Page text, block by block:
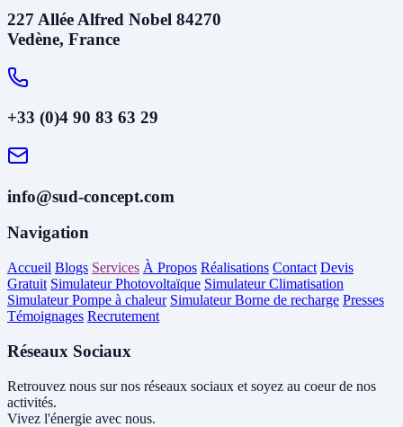
227 Allée Alfred Nobel 84270
Vedène, France
+33 (0)4 90 83 63 29
info@sud-concept.com
Navigation
Accueil Blogs Services À Propos Réalisations Contact Devis
Gratuit Simulateur Photovoltaïque Simulateur Climatisation
Simulateur Pompe à chaleur Simulateur Borne de recharge Presses
Témoignages Recrutement
Réseaux Sociaux
Retrouvez nous sur nos réseaux sociaux et soyez au coeur de nos
activités.
Vivez l'énergie avec nous.